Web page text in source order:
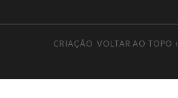
CRIAÇÃO VOLTAR AO TOPO ↑